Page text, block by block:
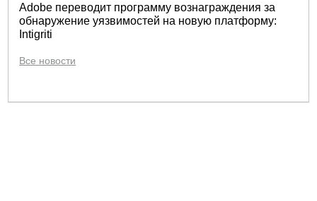
Adobe переводит программу вознаграждения за
обнаружение уязвимостей на новую платформу:
Intigriti
Все новости